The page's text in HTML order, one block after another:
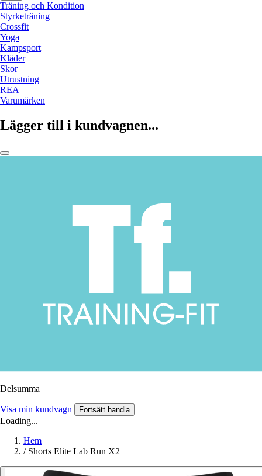
Träning och Kondition
Styrketräning
Crossfit
Yoga
Kampsport
Kläder
Skor
Utrustning
REA
Varumärken
Lägger till i kundvagnen...
Delsumma
Visa min kundvagn Fortsätt handla
Loading...
Hem
/ Shorts Elite Lab Run X2